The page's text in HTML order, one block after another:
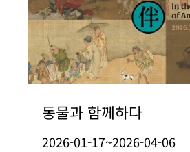
동물과 함께하다
2026-01-17~2026-04-06